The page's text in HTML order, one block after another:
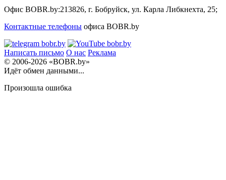
Офис BOBR.by:213826, г. Бобруйск, ул. Карла Либкнехта, 25;
Контактные телефоны офиса BOBR.by
Написать письмо О нас Реклама
© 2006-2026 «BOBR.by»
Идёт обмен данными...
Произошла ошибка